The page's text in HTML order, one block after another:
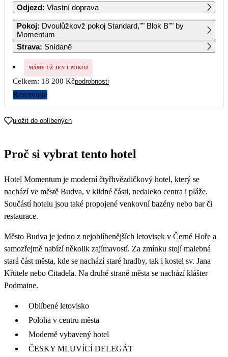
1
9 100
2
9 100
3
9 100
4
5
9 100 9 100 9 100
19
9 100 9 100 9 100 9 100 9 100 9 100 9 100
26 27
Odjezd: Vlastní doprava
Pokoj: Dvoulůžkovž pokoj Standard,"" Blok B"" by
Momentum
Strava: Snídaně
MÁME UŽ JEN 1 POKOJ
Celkem: 18 200 Kčpodrobnosti
Rezervujte
uložit do oblíbených
Proč si vybrat tento hotel
Hotel Momentum je moderní čtyřhvězdičkový hotel, který se
nachází ve městě Budva, v klidné části, nedaleko centra i pláže.
Součástí hotelu jsou také propojené venkovní bazény nebo bar či
restaurace.
Město Budva je jedno z nejoblíbenějších letovisek v Černé Hoře a
samozřejmě nabízí několik zajímavostí. Za zmínku stojí malebná
stará část města, kde se nachází staré hradby, tak i kostel sv. Jana
Křtitele nebo Citadela. Na druhé straně města se nachází klášter
Podmaine.
Oblíbené letovisko
Poloha v centru města
Moderně vybavený hotel
ČESKY MLUVÍCÍ DELEGÁT